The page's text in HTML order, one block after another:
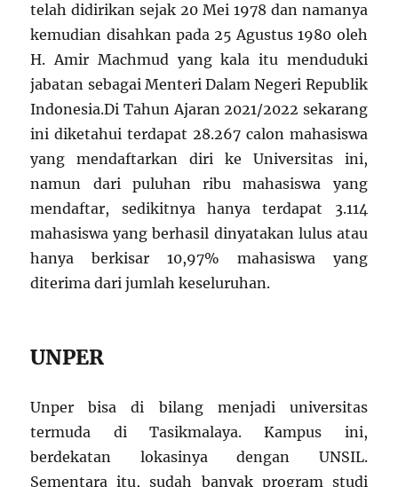
telah didirikan sejak 20 Mei 1978 dan namanya
kemudian disahkan pada 25 Agustus 1980 oleh
H. Amir Machmud yang kala itu menduduki
jabatan sebagai Menteri Dalam Negeri Republik
Indonesia.Di Tahun Ajaran 2021/2022 sekarang
ini diketahui terdapat 28.267 calon mahasiswa
yang mendaftarkan diri ke Universitas ini,
namun dari puluhan ribu mahasiswa yang
mendaftar, sedikitnya hanya terdapat 3.114
mahasiswa yang berhasil dinyatakan lulus atau
hanya berkisar 10,97% mahasiswa yang
diterima dari jumlah keseluruhan.
UNPER
Unper bisa di bilang menjadi universitas
termuda di Tasikmalaya. Kampus ini,
berdekatan lokasinya dengan UNSIL.
Sementara itu, sudah banyak program studi